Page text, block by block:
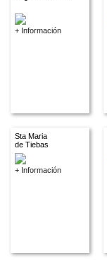
+ Información
Sta Maria
de Tiebas
+ Información